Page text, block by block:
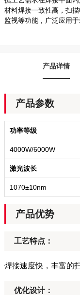
材料焊接一致性高，扫
监视等功能，广泛应用于
产品详情
产品参数
功率等级
4000W/6000W
激光波长
1070±10nm
产品优势
工艺特点：
焊接速度快，丰富的
优化设计：